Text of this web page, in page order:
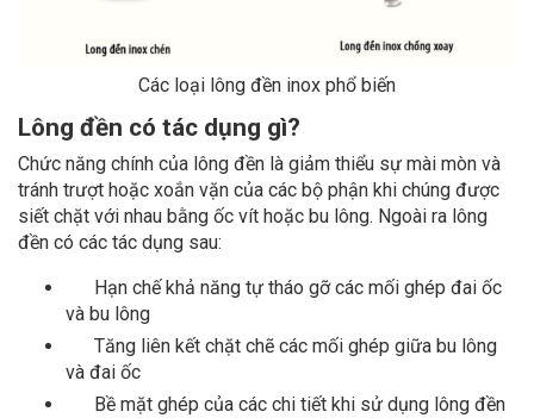
Các loại lông đền inox phổ biến
Lông đền có tác dụng gì?
Chức năng chính của lông đền là giảm thiểu sự mài mòn và
tránh trượt hoặc xoắn vặn của các bộ phận khi chúng được
siết chặt với nhau bằng ốc vít hoặc bu lông. Ngoài ra lông
đền có các tác dụng sau:
Hạn chế khả năng tự tháo gỡ các mối ghép đai ốc
và bu lông
Tăng liên kết chặt chẽ các mối ghép giữa bu lông
và đai ốc
Bề mặt ghép của các chi tiết khi sử dụng lông đền